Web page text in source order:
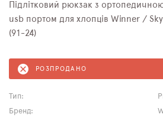
Підлітковий рюкзак з
usb портом для хлопців Winner /
(91-24)
РОЗПРОДАНО
Тип:
Бренд: